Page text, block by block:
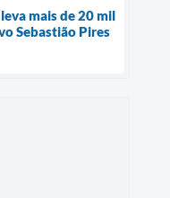
mais de 20 mil
Sebastião Pires